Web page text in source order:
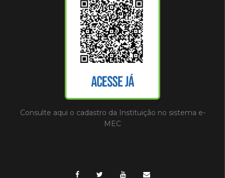
Consulte aqui o cadastro da Instituição no sistema e-
MEC